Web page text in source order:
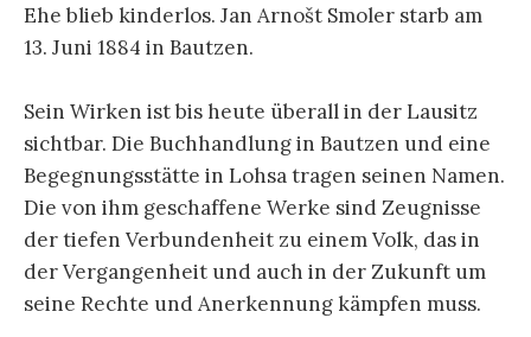
Ehe blieb kinderlos. Jan Arnošt Smoler starb am
13. Juni 1884 in Bautzen.
Sein Wirken ist bis heute überall in der Lausitz
sichtbar. Die Buchhandlung in Bautzen und eine
Begegnungsstätte in Lohsa tragen seinen Namen.
Die von ihm geschaffene Werke sind Zeugnisse
der tiefen Verbundenheit zu einem Volk, das in
der Vergangenheit und auch in der Zukunft um
seine Rechte und Anerkennung kämpfen muss.